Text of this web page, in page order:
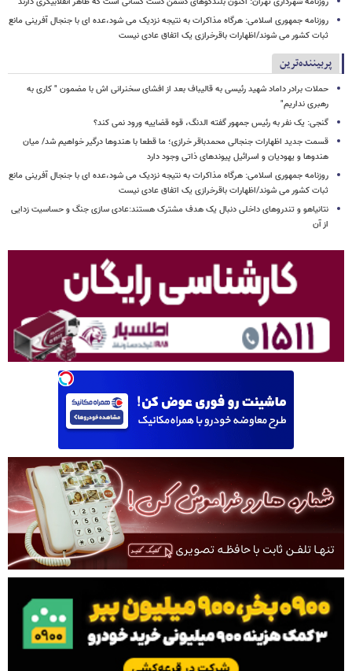
روزنامه جمهوری اسلامی: هرگاه مذاکرات به نتیجه نزدیک می شود،عده ای با جنجال آفرینی مانع
ثبات کشور می شوند/اظهارات باقرخرازی یک اتفاق عادی نیست
پربیننده‌ترین
حملات برادر داماد شهید رئیسی به قالیباف بعد از افشای سخنرانی اش با مضمون " کاری به
رهبری نداریم"
گنجی: یک نفر به رئیس جمهور گفته الدنگ، قوه قضاییه ورود نمی کند؟
قسمت جدید اظهارات جنجالی محمدباقر خرازی؛ ما قطعا با هندوها درگیر خواهیم شد/ میان
هندوها و یهودیان و اسرائیل پیوندهای ذاتی وجود دارد
روزنامه جمهوری اسلامی: هرگاه مذاکرات به نتیجه نزدیک می شود،عده ای با جنجال آفرینی مانع
ثبات کشور می شوند/اظهارات باقرخرازی یک اتفاق عادی نیست
نتانیاهو و تندروهای داخلی دنبال یک هدف مشترک هستند:عادی سازی جنگ و حساسیت زدایی
از آن